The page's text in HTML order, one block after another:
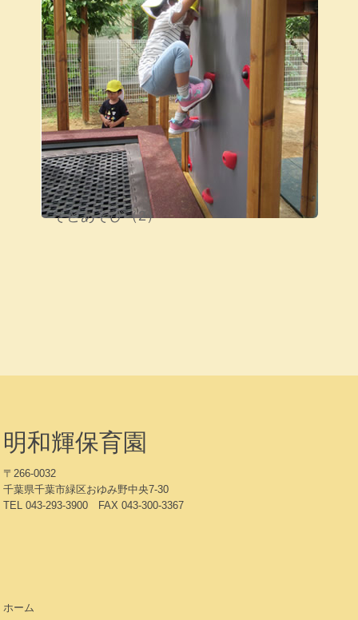
そとあそび（2）
明和輝保育園
〒266-0032
千葉県千葉市緑区おゆみ野中央7-30
TEL 043-293-3900 FAX 043-300-3367
ホーム